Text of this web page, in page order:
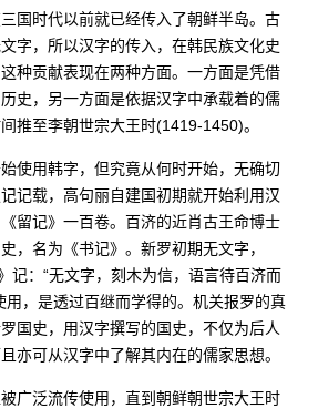
国时代以前就已经传入了朝鲜半岛。古
字，所以汉字的传入，在韩民族文化史
种贡献表现在两种方面。一方面是凭借
史，另一方面是依据汉字中承载着的儒
推至李朝世宗大王时(1419-1450)。
使用韩字，但究竟从何时开始，无确切
记载，高句丽自建国初期就开始利用汉
留记》一百卷。百济的近肖古王命博士
，名为《书记》。新罗初期无文字，
记：“无文字，刻木为信，语言待百济而
用，是透过百继而学得的。机关报罗的真
国史，用汉字撰写的国史，不仅为后人
亦可从汉字中了解其内在的儒家思想。
广泛流传使用，直到朝鲜朝世宗大王时